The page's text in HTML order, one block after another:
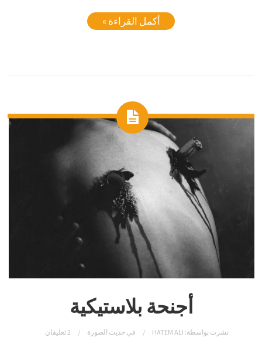
أكمل القراءة »
أجنحة بلاستيكية
نشرت بواسطة: HATEM ALI في حديث الصورة 2 تعليقان